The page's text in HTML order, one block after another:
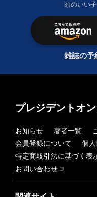
頭のいい
雑誌の予
プレジデントオ
お知らせ 著者一覧
会員登録について
個
特定商取引法に基づく表
お問い合わせ